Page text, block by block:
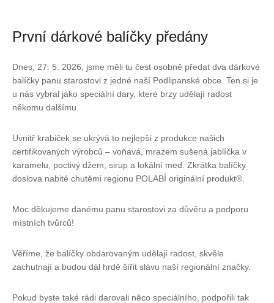
První dárkové balíčky předány
Dnes, 27. 5. 2026, jsme měli tu čest osobně předat dva dárkové
balíčky panu starostovi z jedné naší Podlipanské obce. Ten si je
u nás vybral jako speciální dary, které brzy udělají radost
někomu dalšímu.
Uvnitř krabiček se ukrývá to nejlepší z produkce našich
certifikovaných výrobců – voňavá, mrazem sušená jablíčka v
karamelu, poctivý džem, sirup a lokální med. Zkrátka balíčky
doslova nabité chutěmi regionu POLABÍ originální produkt®.
Moc děkujeme danému panu starostovi za důvěru a podporu
místních tvůrců!
Věříme, že balíčky obdarovaným udělají radost, skvěle
zachutnají a budou dál hrdě šířit slávu naší regionální značky.
Pokud byste také rádi darovali něco speciálního, podpořili tak